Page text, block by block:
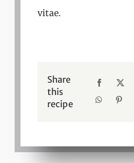
vitae.
Share
this
recipe